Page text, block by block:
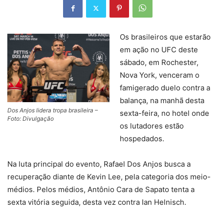
Dos Anjos lidera tropa brasileira –
Foto: Divulgação
Os brasileiros que estarão
em ação no UFC deste
sábado, em Rochester,
Nova York, venceram o
famigerado duelo contra a
balança, na manhã desta
sexta-feira, no hotel onde
os lutadores estão
hospedados.
Na luta principal do evento, Rafael Dos Anjos busca a
recuperação diante de Kevin Lee, pela categoria dos meio-
médios. Pelos médios, Antônio Cara de Sapato tenta a
sexta vitória seguida, desta vez contra Ian Helnisch.